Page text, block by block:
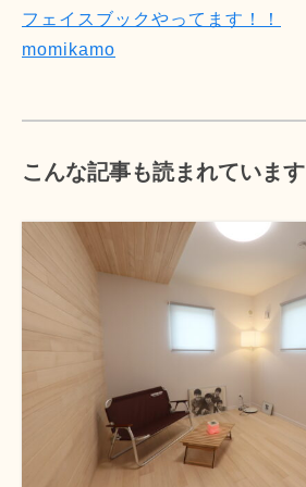
フェイスブックやってます！！
momikamo
こんな記事も読まれています